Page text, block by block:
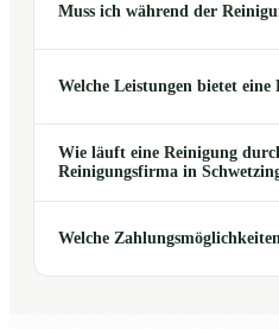
Muss ich während der
Welche Leistungen bietet
Wie läuft eine Reinigung
Reinigungsfirma in
Welche